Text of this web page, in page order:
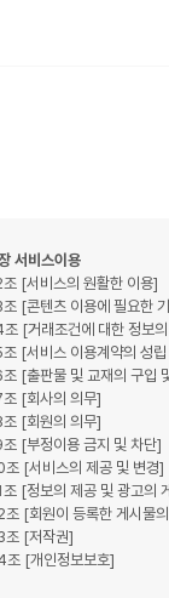
서비스이용
[서비스의 원활한 이용]
[콘텐츠 이용에 필요한
[거래조건에 대한 정보
[서비스 이용계약의 성
[출판물 및 교재의 구입
[회사의 의무]
[회원의 의무]
[부정이용 금지 및 차단]
[서비스의 제공 및 변경]
[정보의 제공 및 광고의
[회원이 등록한 게시물
조 [저작권]
조 [개인정보보호]